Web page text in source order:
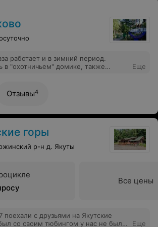
работает и в зимний период.
в "охотничьем" домике, также
Еще
Отзывы4
горы
р-н д. Якуты
Все цены
поехали с друзьями на Якутские
со своим тюбингом у нас не было,
Еще